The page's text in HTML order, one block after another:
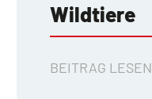
Wildtiere
BEITRAG LESEN